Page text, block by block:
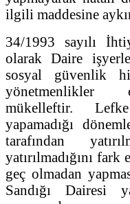
ilgili maddesine
34/1993 sayılı
olarak Daire
sosyal güvenlik
yönetmenlikler
mükelleftir.
yapamadığı
tarafından
yatırılmadığını
geç olmadan
Sandığı Dairesi